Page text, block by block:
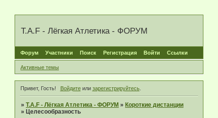
T.A.F - Лёгкая Атлетика - ФОРУМ
Форум Участники Поиск Регистрация Войти Ссылки
Активные темы
Привет, Гость! Войдитеили зарегистрируйтесь.
»T.A.F - Лёгкая Атлетика - ФОРУМ » Короткие дистанции
» Целесообразность